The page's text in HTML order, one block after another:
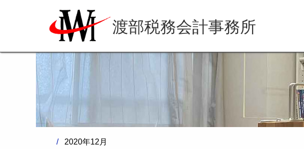
渡部税務会計事務所
2020年12月